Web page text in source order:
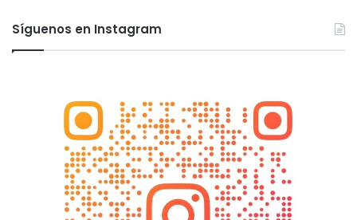
Síguenos en Instagram